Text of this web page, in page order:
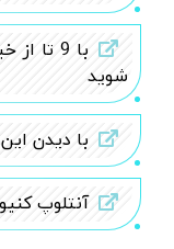
با 9 تا
شوید
با دیدن این 12 منظره متحیر شوید!
آنتلوپ